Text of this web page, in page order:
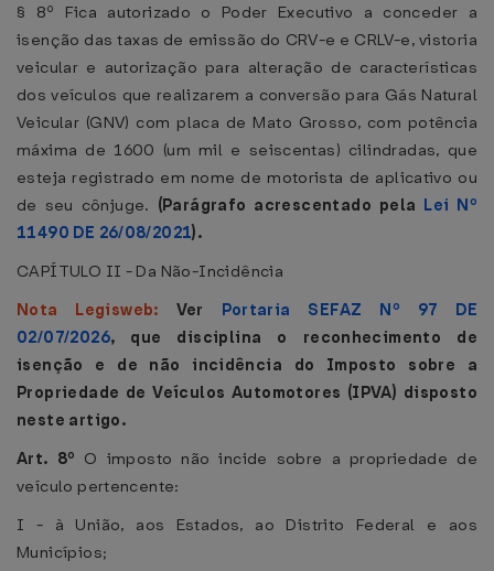
§ 8º Fica autorizado o Poder Executivo a conceder a
isenção das taxas de emissão do CRV-e e CRLV-e, vistoria
veicular e autorização para alteração de características
dos veículos que realizarem a conversão para Gás Natural
Veicular (GNV) com placa de Mato Grosso, com potência
máxima de 1600 (um mil e seiscentas) cilindradas, que
esteja registrado em nome de motorista de aplicativo ou
de seu cônjuge. (Parágrafo acrescentado pela Lei Nº
11490 DE 26/08/2021).
CAPÍTULO II - Da Não-Incidência
Nota Legisweb: Ver Portaria SEFAZ Nº 97 DE
02/07/2026, que disciplina o reconhecimento de
isenção e de não incidência do Imposto sobre a
Propriedade de Veículos Automotores (IPVA) disposto
neste artigo.
Art. 8º O imposto não incide sobre a propriedade de
veículo pertencente:
I - à União, aos Estados, ao Distrito Federal e aos
Municípios;